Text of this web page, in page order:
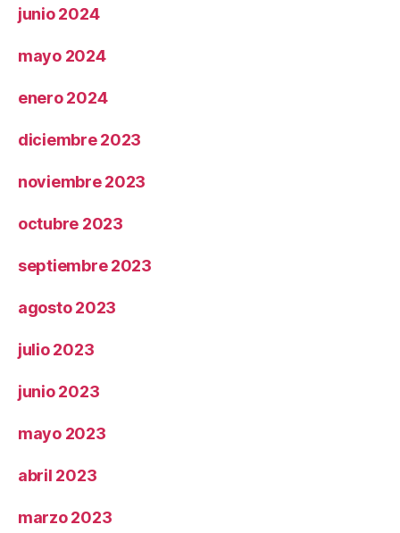
junio 2024
mayo 2024
enero 2024
diciembre 2023
noviembre 2023
octubre 2023
septiembre 2023
agosto 2023
julio 2023
junio 2023
mayo 2023
abril 2023
marzo 2023